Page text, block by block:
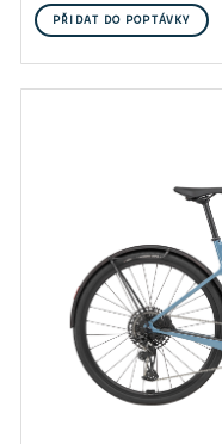
PŘIDAT DO POPTÁVKY